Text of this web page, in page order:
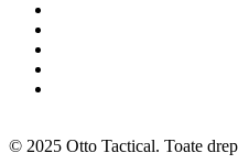
© 2025 Otto Tactical. Toate